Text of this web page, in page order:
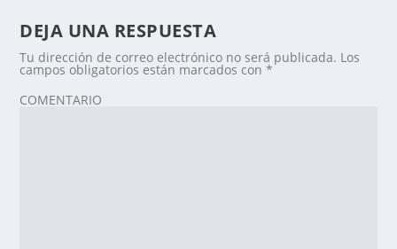
DEJA UNA RESPUESTA
Tu dirección de correo electrónico no será publicada. Los
campos obligatorios están marcados con*
COMENTARIO